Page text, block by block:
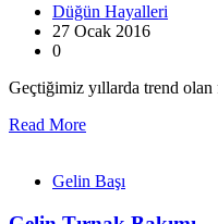
Düğün Hayalleri
27 Ocak 2016
0
Geçtiğimiz yıllarda trend
Read More
Gelin Başı